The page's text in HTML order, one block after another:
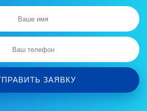
МОНТАЖНЫЕ РАБОТЫ
спутниковой тарелки, заведет
кабеля в помещение и установит
Wi-Fi роутер.
ЗАЯВКУ